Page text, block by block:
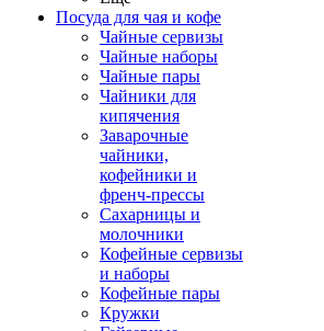
Посуда для чая и кофе
Чайные сервизы
Чайные наборы
Чайные пары
Чайники для
кипячения
Заварочные
чайники,
кофейники и
френч-прессы
Сахарницы и
молочники
Кофейные сервизы
и наборы
Кофейные пары
Кружки